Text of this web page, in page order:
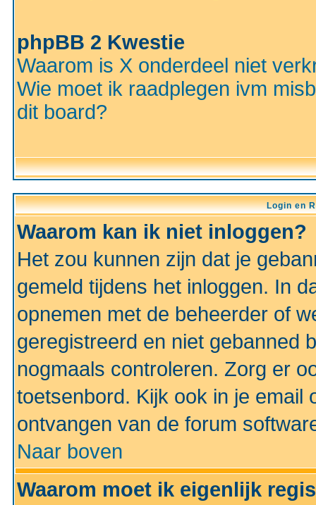
phpBB 2 Kwestie
Waarom is X onderdeel niet
Wie moet ik raadplegen ivm
dit board?
Login en
Waarom kan ik niet inloggen?
Het zou kunnen zijn dat je
gemeld tijdens het inloggen. In
opnemen met de beheerder of
geregistreerd en niet gebanned
nogmaals controleren. Zorg er
toetsenbord. Kijk ook in je email
ontvangen van de forum
Naar boven
Waarom moet ik eigenlijk